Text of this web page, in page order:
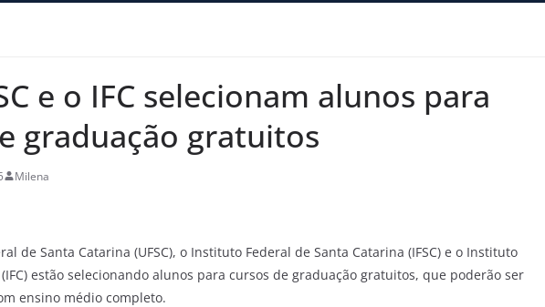
e o IFC selecionam alunos para
graduação gratuitos
Milena
de Santa Catarina (UFSC), o Instituto Federal de Santa Catarina (IFSC) e o Instituto
estão selecionando alunos para cursos de graduação gratuitos, que poderão ser
ensino médio completo.